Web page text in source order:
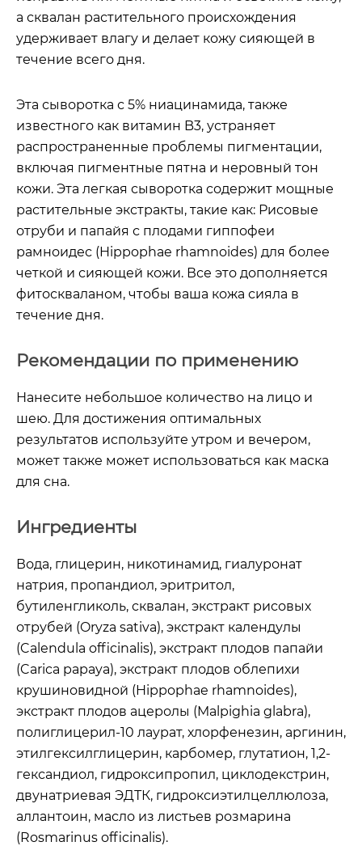
а сквалан растительного происхождения
удерживает влагу и делает кожу сияющей в
течение всего дня.
Эта сыворотка с 5% ниацинамида, также
известного как витамин B3, устраняет
распространенные проблемы пигментации,
включая пигментные пятна и неровный тон
кожи. Эта легкая сыворотка содержит мощные
растительные экстракты, такие как: Рисовые
отруби и папайя с плодами гиппофеи
рамноидес (Hippophae rhamnoides) для более
четкой и сияющей кожи. Все это дополняется
фитоскваланом, чтобы ваша кожа сияла в
течение дня.
Рекомендации по применению
Нанесите небольшое количество на лицо и
шею. Для достижения оптимальных
результатов используйте утром и вечером,
может также может использоваться как маска
для сна.
Ингредиенты
Вода, глицерин, никотинамид, гиалуронат
натрия, пропандиол, эритритол,
бутиленгликоль, сквалан, экстракт рисовых
отрубей (Oryza sativa), экстракт календулы
(Calendula officinalis), экстракт плодов папайи
(Carica papaya), экстракт плодов облепихи
крушиновидной (Hippophae rhamnoides),
экстракт плодов ацеролы (Malpighia glabra),
полиглицерил-10 лаурат, хлорфенезин, аргинин,
этилгексилглицерин, карбомер, глутатион, 1,2-
гександиол, гидроксипропил, циклодекстрин,
двунатриевая ЭДТК, гидроксиэтилцеллюлоза,
аллантоин, масло из листьев розмарина
(Rosmarinus officinalis).